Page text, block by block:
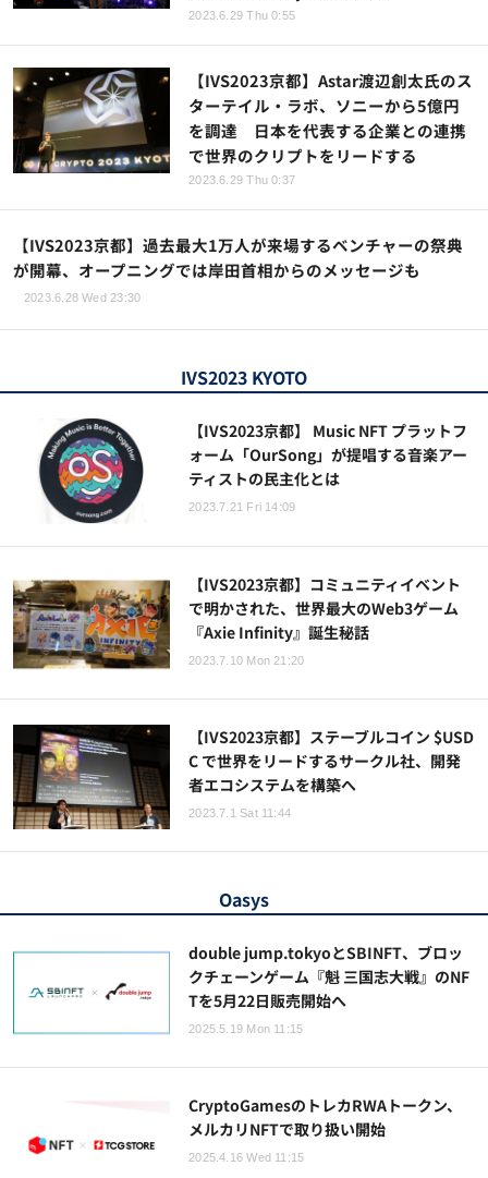
2023.6.29 Thu 0:55
【IVS2023京都】Astar渡辺創太氏のス
ターテイル・ラボ、ソニーから5億円
を調達 日本を代表する企業との連携
で世界のクリプトをリードする
2023.6.29 Thu 0:37
【IVS2023京都】過去最大1万人が来場するベンチャーの祭典
が開幕、オープニングでは岸田首相からのメッセージも
2023.6.28 Wed 23:30
IVS2023 KYOTO
【IVS2023京都】 Music NFT プラットフ
ォーム「OurSong」が提唱する音楽アー
ティストの民主化とは
2023.7.21 Fri 14:09
【IVS2023京都】コミュニティイベント
で明かされた、世界最大のWeb3ゲーム
『Axie Infinity』誕生秘話
2023.7.10 Mon 21:20
【IVS2023京都】ステーブルコイン $USD
C で世界をリードするサークル社、開発
者エコシステムを構築へ
2023.7.1 Sat 11:44
Oasys
double jump.tokyoとSBINFT、ブロッ
クチェーンゲーム『魁 三国志大戦』のNF
Tを5月22日販売開始へ
2025.5.19 Mon 11:15
CryptoGamesのトレカRWAトークン、
メルカリNFTで取り扱い開始
2025.4.16 Wed 11:15